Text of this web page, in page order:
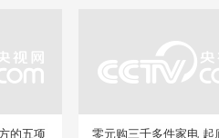
的五项
零元购三千多件家电 起